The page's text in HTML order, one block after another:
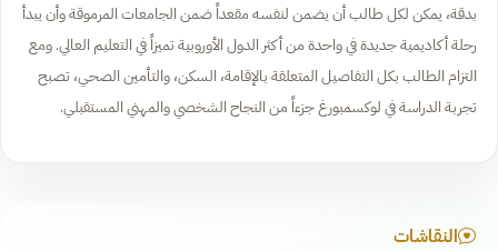
بدقة، يمكن لكل طالب أن يضمن لنفسه مقعداً ضمن الجامعات المرموقة وأن يبدأ
رحلة أكاديمية جديدة في واحدة من أكثر الدول الأوروبية تميزاً في التعليم العالي. ومع
التزام الطالب بكل التفاصيل المتعلقة بالإقامة، السكن، والتأمين الصحي، تصبح
تجربة الدراسة في لوكسمبورغ جزءاً من النجاح الشخصي والمهني المستقبلي.
النقاشات